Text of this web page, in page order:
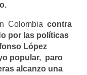
Colombia contra
por las políticas
López
popular, paro
alcanzo una